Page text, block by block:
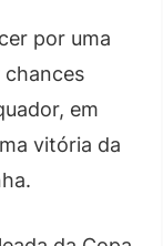
por uma
em
vitória da